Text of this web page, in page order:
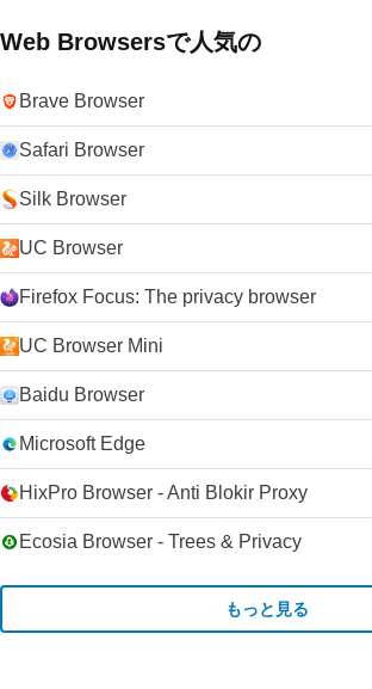
Web Browsersで人気の
Brave Browser
Safari Browser
Silk Browser
UC Browser
Firefox Focus: The privacy browser
UC Browser Mini
Baidu Browser
Microsoft Edge
HixPro Browser - Anti Blokir Proxy
Ecosia Browser - Trees & Privacy
もっと見る